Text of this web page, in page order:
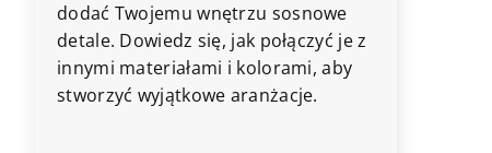
dodać Twojemu wnętrzu sosnowe
detale. Dowiedz się, jak połączyć je z
innymi materiałami i kolorami, aby
stworzyć wyjątkowe aranżacje.